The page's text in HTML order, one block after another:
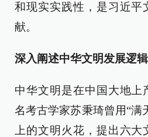
和现实实践性，是习近平
献。
深入阐述中华文明发展逻辑
中华文明是在中国大地上
名考古学家苏秉琦曾用“满
上的文明火花，提出六大